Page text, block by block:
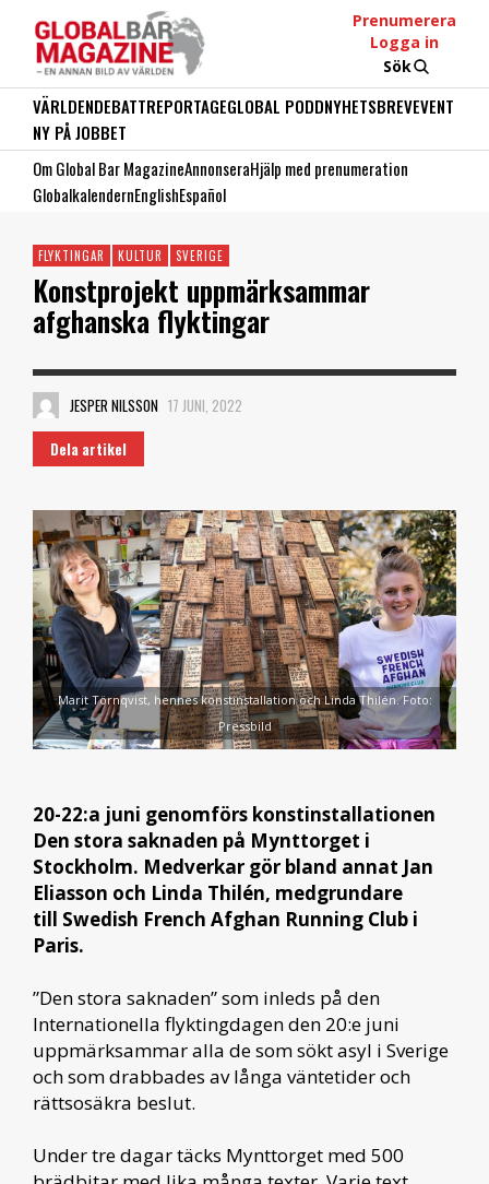
Prenumerera
Logga in
Sök
VÄRLDENDEBATTREPORTAGEGLOBAL PODDNYHETSBREVEVENT
NY PÅ JOBBET
Om Global Bar MagazineAnnonseraHjälp med prenumeration
GlobalkalendernEnglishEspañol
FLYKTINGAR KULTUR SVERIGE
Konstprojekt uppmärksammar
afghanska flyktingar
JESPER NILSSON 17 JUNI, 2022
Dela artikel
Marit Törnqvist, hennes konstinstallation och Linda Thilén. Foto:
Pressbild
20-22:a juni genomförs konstinstallationen
Den stora saknaden på Mynttorget i
Stockholm. Medverkar gör bland annat Jan
Eliasson och Linda Thilén, medgrundare
till Swedish French Afghan Running Club i
Paris.
”Den stora saknaden” som inleds på den
Internationella flyktingdagen den 20:e juni
uppmärksammar alla de som sökt asyl i Sverige
och som drabbades av långa väntetider och
rättsosäkra beslut.
Under tre dagar täcks Mynttorget med 500